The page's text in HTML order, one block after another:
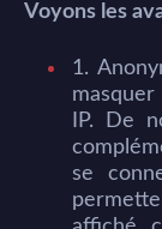
Voyons les
1.
IP. De
se